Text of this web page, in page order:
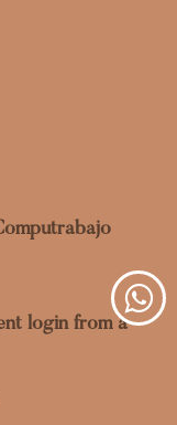
login from a